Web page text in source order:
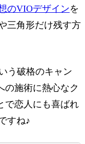
のVIOデザインを
三角形だけ残す方
う破格のキャン
の施術に熱心なク
で恋人にも喜ばれ
すね♪